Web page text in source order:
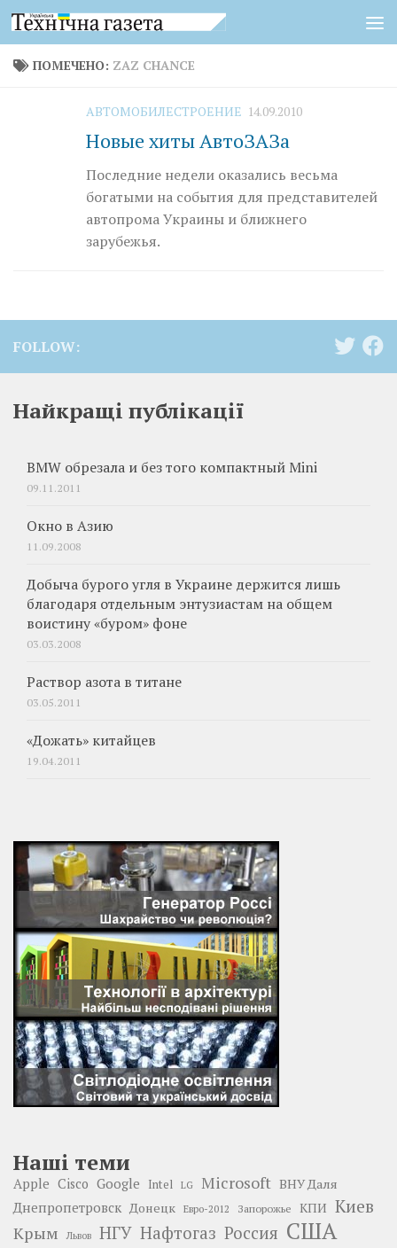
Перейти к содержимому
ПОМЕЧЕНО: ZAZ CHANCE
АВТОМОБИЛЕСТРОЕНИЕ 14.09.2010
Новые хиты АвтоЗАЗа
Последние недели оказались весьма
богатыми на события для представителей
автопрома Украины и ближнего
зарубежья.
FOLLOW:
Найкращі публікації
BMW обрезала и без того компактный Mini
09.11.2011
Окно в Азию
11.09.2008
Добыча бурого угля в Украине держится лишь
благодаря отдельным энтузиастам на общем
воистину «буром» фоне
03.03.2008
Раствор азота в титане
03.05.2011
«Дожать» китайцев
19.04.2011
Наші теми
Apple Cisco Google Intel LG Microsoft ВНУ Даля
Днепропетровск Донецк Евро-2012 Запорожье КПИ Киев
Крым Львов НГУ Нафтогаз Россия США